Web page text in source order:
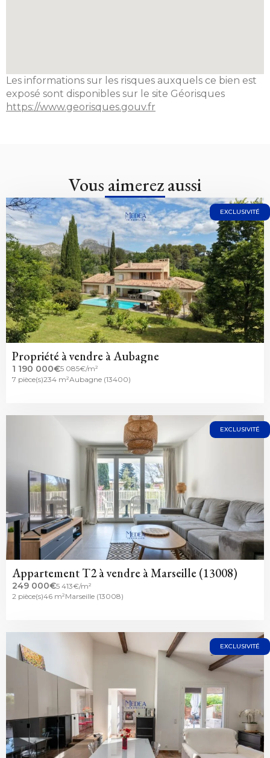
Les informations sur les risques auxquels ce bien est
exposé sont disponibles sur le site Géorisques
https://www.georisques.gouv.fr
Vous aimerez aussi
EXCLUSIVITÉ
Propriété à vendre à Aubagne
1 190 000€5 085€/m²
7 pièce(s)234 m²Aubagne (13400)
EXCLUSIVITÉ
Appartement T2 à vendre à Marseille (13008)
249 000€5 413€/m²
2 pièce(s)46 m²Marseille (13008)
EXCLUSIVITÉ